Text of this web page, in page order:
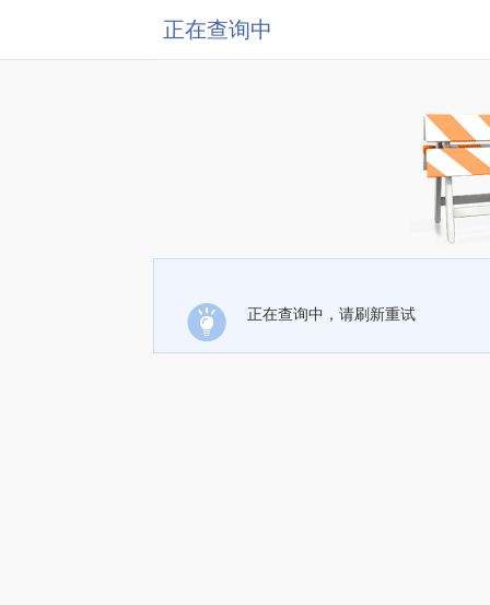
正在查询中
正在查询中，请刷新重试